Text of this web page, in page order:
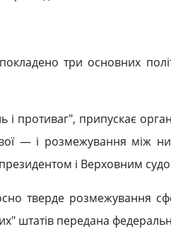
три основних
противаг", припускає
— і розмежування між
і Верховним
тверде розмежування
штатів передана